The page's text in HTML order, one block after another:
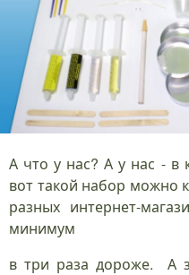
А что у нас? А у нас - в
вот такой набор можно
разных интернет-
минимум
в три раза дороже. А